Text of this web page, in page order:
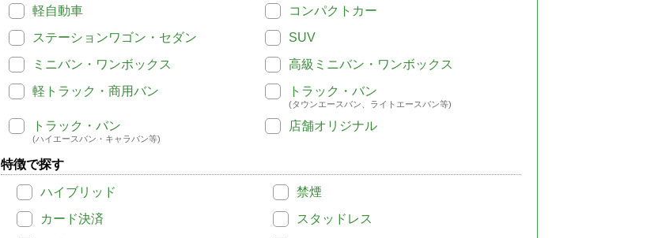
軽自動車
コンパクトカー
ステーションワゴン・セダン
SUV
ミニバン・ワンボックス
高級ミニバン・ワンボックス
軽トラック・商用バン
トラック・バン
(タウンエースバン、ライトエースバン等)
トラック・バン
(ハイエースバン・キャラバン等)
店舗オリジナル
特徴で探す
ハイブリッド
禁煙
カード決済
スタッドレス